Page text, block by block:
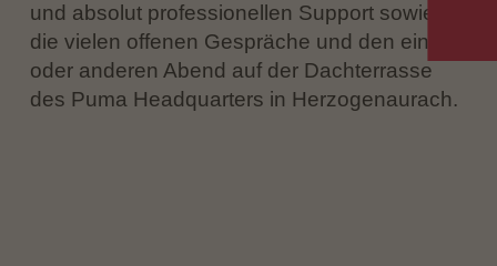
und absolut professionellen Support sowie
die vielen offenen Gespräche und den ein
oder anderen Abend auf der Dachterrasse
des Puma Headquarters in Herzogenaurach.